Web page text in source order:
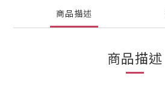
商品描述
商品描述